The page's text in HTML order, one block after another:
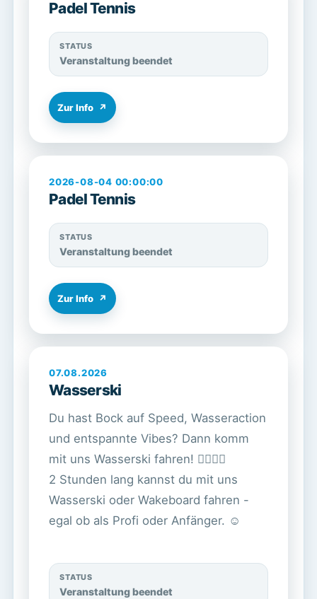
Padel Tennis
STATUS
Veranstaltung beendet
Zur Info ↗
2026-08-04 00:00:00
Padel Tennis
STATUS
Veranstaltung beendet
Zur Info ↗
07.08.2026
Wasserski
Du hast Bock auf Speed, Wasseraction
und entspannte Vibes? Dann komm
mit uns Wasserski fahren! 🏄🏻‍♀️🌞
2 Stunden lang kannst du mit uns
Wasserski oder Wakeboard fahren -
egal ob als Profi oder Anfänger. ☺️
STATUS
Veranstaltung beendet